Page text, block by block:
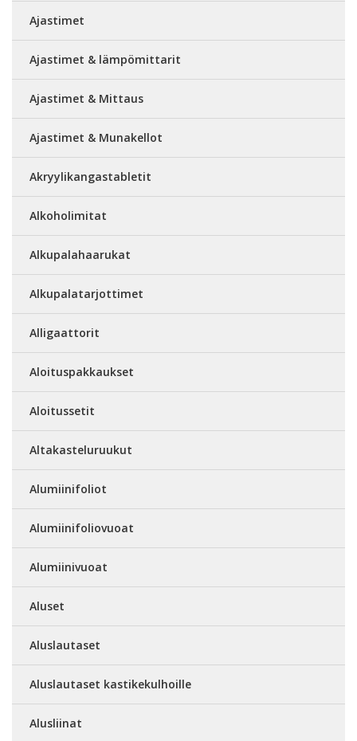
Ajastimet
Ajastimet & lämpömittarit
Ajastimet & Mittaus
Ajastimet & Munakellot
Akryylikangastabletit
Alkoholimitat
Alkupalahaarukat
Alkupalatarjottimet
Alligaattorit
Aloituspakkaukset
Aloitussetit
Altakasteluruukut
Alumiinifoliot
Alumiinifoliovuoat
Alumiinivuoat
Aluset
Aluslautaset
Aluslautaset kastikekulhoille
Alusliinat